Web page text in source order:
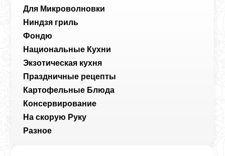
Для Микроволновки
Ниндзя гриль
Фондю
Национальные Кухни
Экзотическая кухня
Праздничные рецепты
Картофельные Блюда
Консервирование
На скорую Руку
Разное